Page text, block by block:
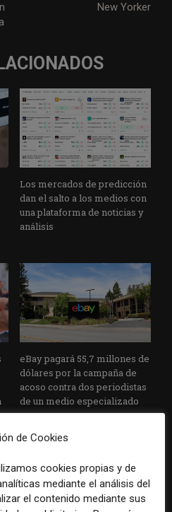
New Yorker
Los mercados de predicción
dan el salto a los medios con
una plataforma de noticias y
análisis
eBay pagará 55,7 millones de
dólares por la campaña de
acoso contra dos periodistas
de un medio especializado
de Cookies
cookies propias y de
mediante el análisis del
el contenido mediante sus